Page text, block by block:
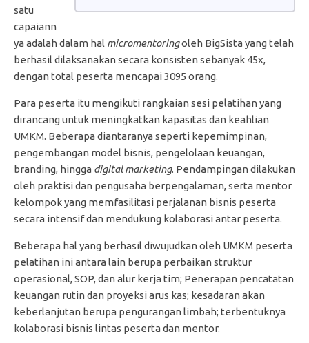
satu
capaiann
ya adalah dalam hal micromentoringoleh BigSista yang telah
berhasil dilaksanakan secara konsisten sebanyak 45x,
dengan total peserta mencapai 3095 orang.
Para peserta itu mengikuti rangkaian sesi pelatihan yang
dirancang untuk meningkatkan kapasitas dan keahlian
UMKM. Beberapa diantaranya seperti kepemimpinan,
pengembangan model bisnis, pengelolaan keuangan,
branding, hingga digital marketing. Pendampingan dilakukan
oleh praktisi dan pengusaha berpengalaman, serta mentor
kelompok yang memfasilitasi perjalanan bisnis peserta
secara intensif dan mendukung kolaborasi antar peserta.
Beberapa hal yang berhasil diwujudkan oleh UMKM peserta
pelatihan ini antara lain berupa perbaikan struktur
operasional, SOP, dan alur kerja tim; Penerapan pencatatan
keuangan rutin dan proyeksi arus kas; kesadaran akan
keberlanjutan berupa pengurangan limbah; terbentuknya
kolaborasi bisnis lintas peserta dan mentor.